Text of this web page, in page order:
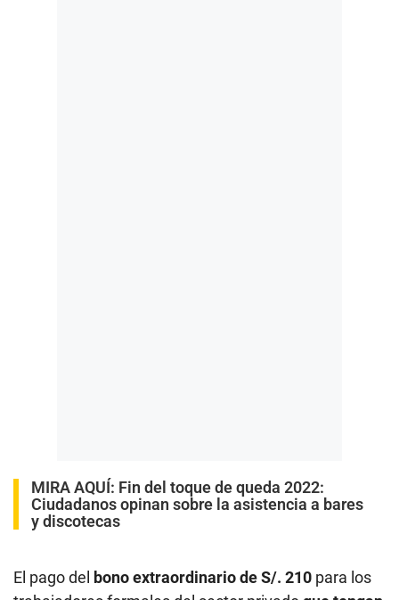
MIRA AQUÍ: Fin del toque de queda 2022:
Ciudadanos opinan sobre la asistencia a bares
y discotecas
El pago del bono extraordinario de S/. 210 para los